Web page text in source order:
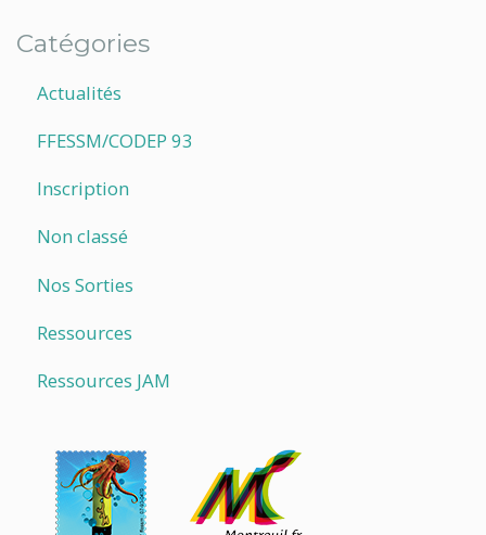
Catégories
Actualités
FFESSM/CODEP 93
Inscription
Non classé
Nos Sorties
Ressources
Ressources JAM